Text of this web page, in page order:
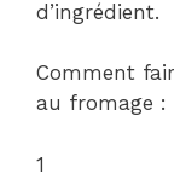
d’ingrédient.
Comment
au fromage :
1